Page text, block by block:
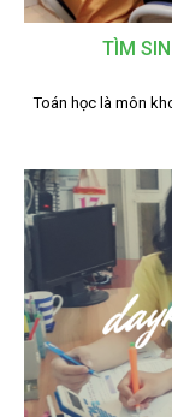
TÌM
Toán học là môn